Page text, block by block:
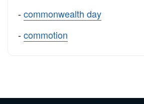
-commonwealth day
-commotion